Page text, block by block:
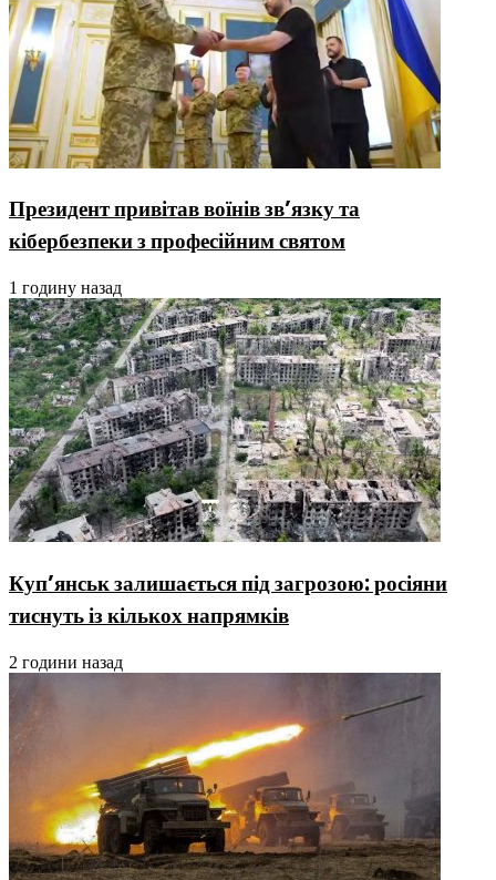
Президент привітав воїнів зв’язку та
кібербезпеки з професійним святом
1 годину назад
Куп’янськ залишається під загрозою: росіяни
тиснуть із кількох напрямків
2 години назад